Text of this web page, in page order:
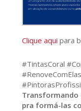
Clique aqui para
#TintasCoral
Transformando
pra formá-las